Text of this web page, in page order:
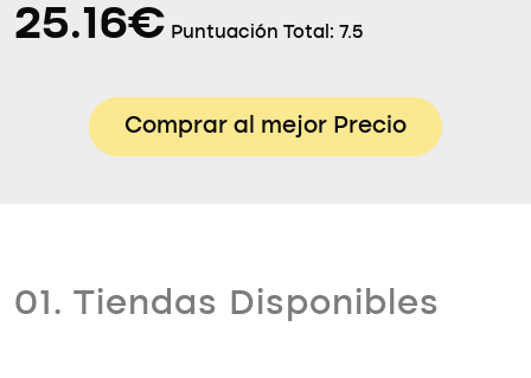
25.16€ Puntuación Total: 7.5
Comprar al mejor Precio
01. Tiendas Disponibles